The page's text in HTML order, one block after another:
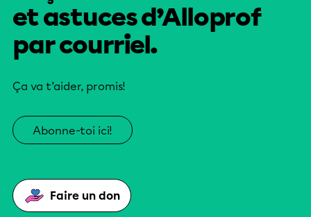
et astuces d’Alloprof
par courriel.
Ça va t’aider, promis!
Abonne-toi ici!
Faire un don